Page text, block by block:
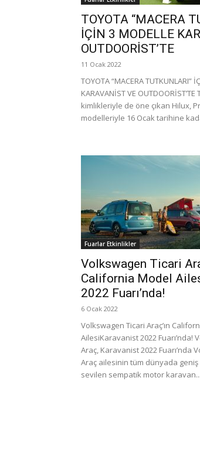
TOYOTA “MACERA
İÇİN 3 MODELLE
OUTDOORİST’TE
11 Ocak 2022
TOYOTA “MACERA TUTKUNLARI”
KARAVANİST VE
kimlikleriyle de öne çıkan Hilux,
modelleriyle 16 Ocak tarihine
Fuarlar Etkinlikler
Volkswagen Ticari
California Model
2022 Fuarı’nda!
6 Ocak 2022
Volkswagen Ticari Araç’ın
AilesiKaravanist 2022 Fuarı’nda!
Araç, Karavanist 2022 Fuarı’nda
Araç ailesinin tüm dünyada
sevilen sempatik motor karavan...